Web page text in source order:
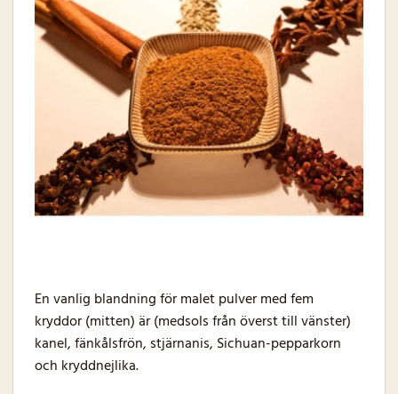
En vanlig blandning för malet pulver med fem
kryddor (mitten) är (medsols från överst till vänster)
kanel, fänkålsfrön, stjärnanis, Sichuan-pepparkorn
och kryddnejlika.